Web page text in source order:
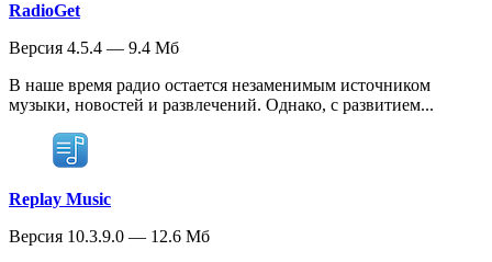
RadioGet
Версия 4.5.4 — 9.4 Мб
В наше время радио остается незаменимым источником
музыки, новостей и развлечений. Однако, с развитием...
Replay Music
Версия 10.3.9.0 — 12.6 Мб